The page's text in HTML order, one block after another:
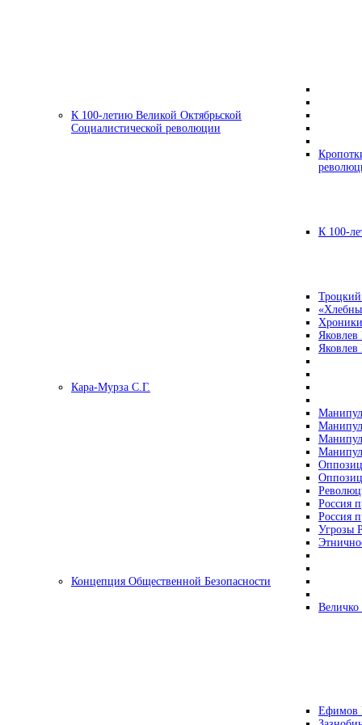
К 100-летию Великой Октябрьской
Социалистической революции
К 100-
Кара-Мурза С.Г.
Россия
Россия
Угрозы
Концепция Общественной Безопасности
Ефимов